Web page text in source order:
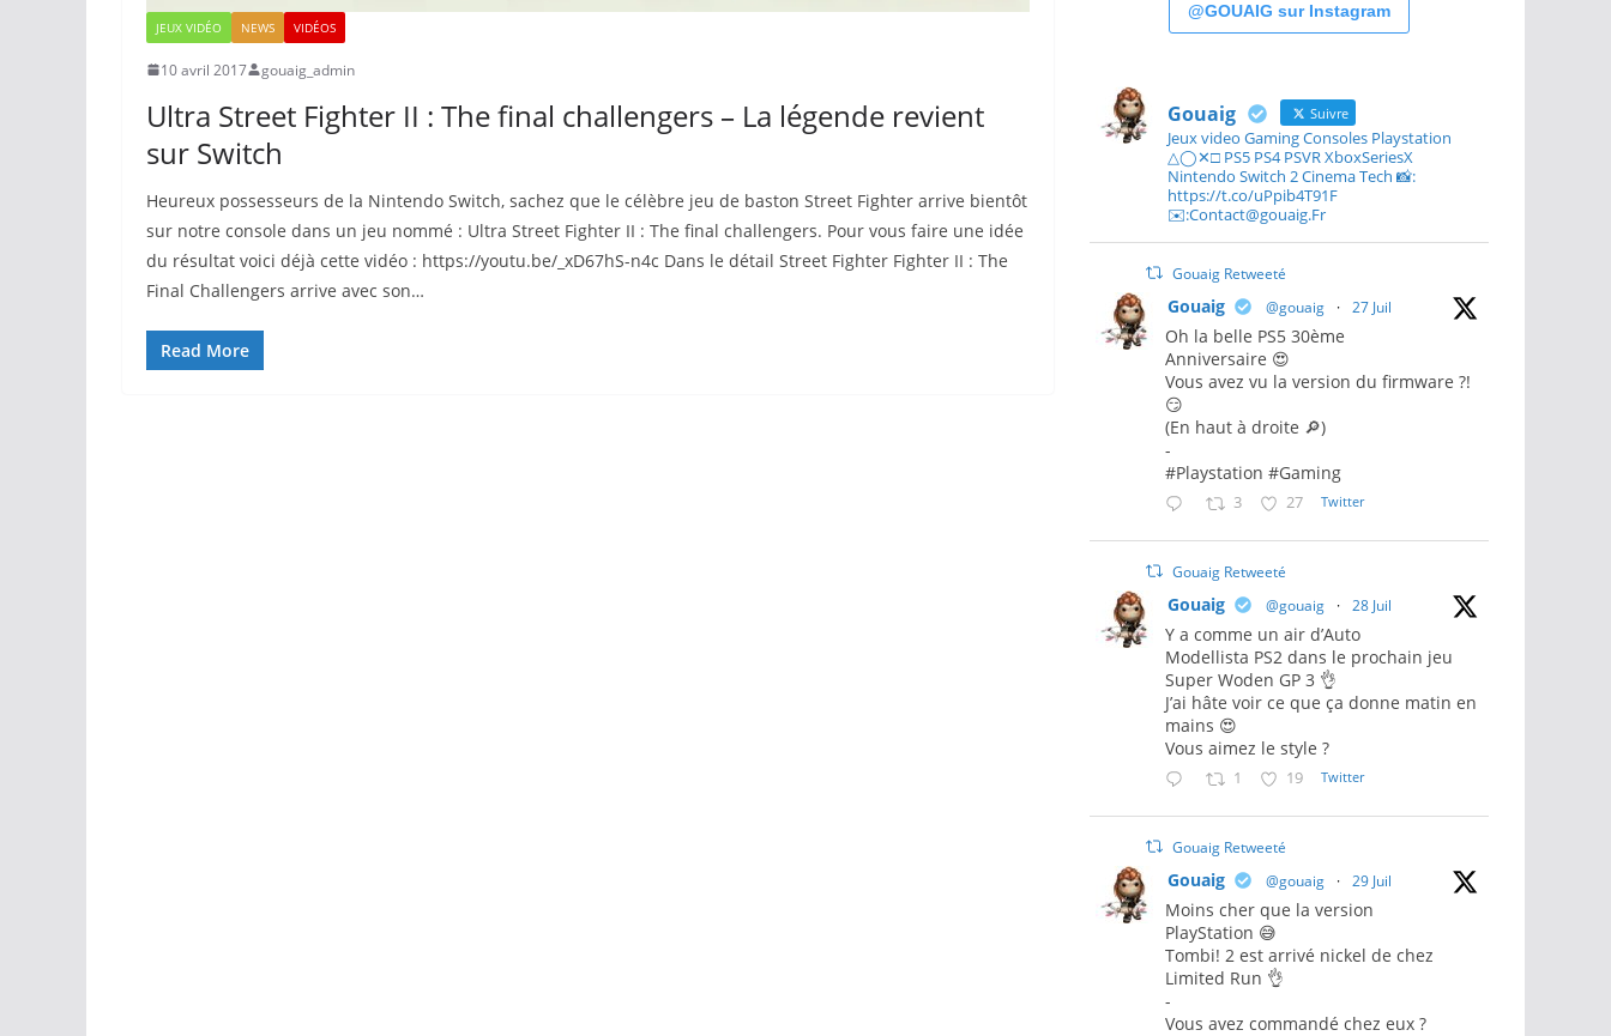
JEUX VIDÉO NEWS VIDÉOS
10 avril 2017 gouaig_admin
Ultra Street Fighter II : The final challengers – La légende revient
sur Switch
Heureux possesseurs de la Nintendo Switch, sachez que le célèbre jeu de baston Street Fighter arrive bientôt
sur notre console dans un jeu nommé : Ultra Street Fighter II : The final challengers. Pour vous faire une idée
du résultat voici déjà cette vidéo : https://youtu.be/_xD67hS-n4c Dans le détail Street Fighter Fighter II : The
Final Challengers arrive avec son…
Read More
@GOUAIG sur Instagram
Gouaig Suivre
Jeux video Gaming Consoles Playstation
△◯✕□ PS5 PS4 PSVR XboxSeriesX
Nintendo Switch 2 Cinema Tech 📸:
https://t.co/uPpib4T91F
✉️:Contact@gouaig.Fr
Gouaig Retweeté
Gouaig @gouaig · 27 Juil
Oh la belle PS5 30ème
Anniversaire 😍
Vous avez vu la version du firmware ?!
😏
(En haut à droite 🔎)
-
#Playstation #Gaming
3 27 Twitter
Gouaig Retweeté
Gouaig @gouaig · 28 Juil
Y a comme un air d’Auto
Modellista PS2 dans le prochain jeu
Super Woden GP 3 👌
J’ai hâte voir ce que ça donne matin en
mains 😍
Vous aimez le style ?
1 19 Twitter
Gouaig Retweeté
Gouaig @gouaig · 29 Juil
Moins cher que la version
PlayStation 😅
Tombi! 2 est arrivé nickel de chez
Limited Run 👌
-
Vous avez commandé chez eux ?